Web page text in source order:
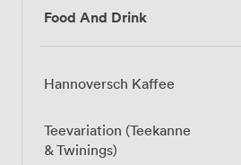
Food And Drink
Hannoversch Kaffee
Teevariation (Teekanne
& Twinings)